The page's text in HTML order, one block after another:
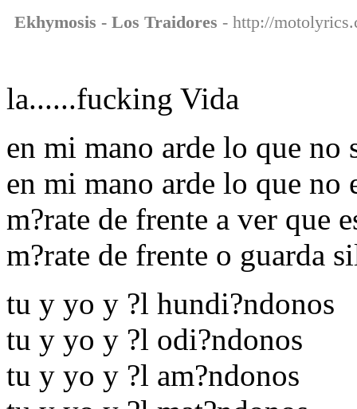
Ekhymosis - Los Traidores - http://
la......fucking Vida
en mi mano arde lo que no
en mi mano arde lo que no
m?rate de frente a ver que
m?rate de frente o guarda
tu y yo y ?l hundi?ndonos
tu y yo y ?l odi?ndonos
tu y yo y ?l am?ndonos